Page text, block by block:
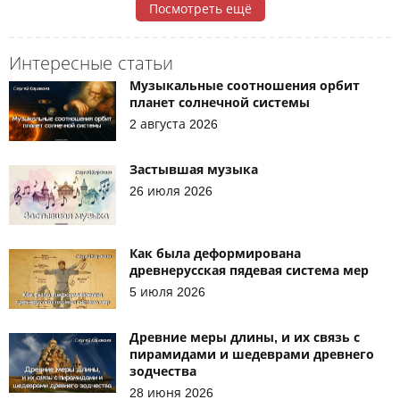
Посмотреть ещё
Интересные статьи
Музыкальные соотношения орбит
планет солнечной системы
2 августа 2026
Застывшая музыка
26 июля 2026
Как была деформирована
древнерусская пядевая система мер
5 июля 2026
Древние меры длины, и их связь с
пирамидами и шедеврами древнего
зодчества
28 июня 2026